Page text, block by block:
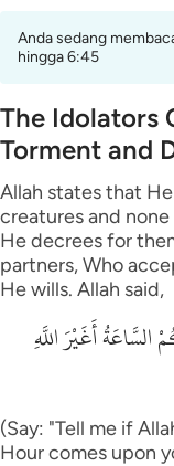
Anda sedang
hingga 6:45
The Idolators
Torment and
Allah states that
creatures and
He decrees for
partners, Who
He wills. Allah said,
أَغَيْرَ اللَّهِ
(Say: "Tell me if
Hour comes upon